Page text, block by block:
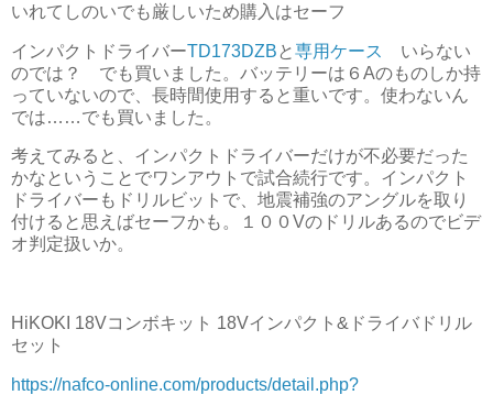
いれてしのいでも厳しいため購入はセーフ
インパクトドライバーTD173DZB と専用ケース
いらない
のでは？ でも買いました。バッテリーは６Aのものしか持
っていないので、長時間使用すると重いです。使わないん
では……でも買いました。
考えてみると、インパクトドライバーだけが不必要だった
かなということでワンアウトで試合続行です。インパクト
ドライバーもドリルビットで、地震補強のアングルを取り
付けると思えばセーフかも。１００Vのドリルあるのでビデ
オ判定扱いか。
HiKOKI 18Vコンボキット 18Vインパクト&ドライバドリル
セット
https://nafco-online.com/products/detail.php?